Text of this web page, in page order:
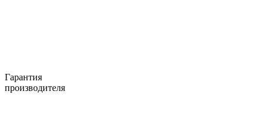
Гарантия
производителя